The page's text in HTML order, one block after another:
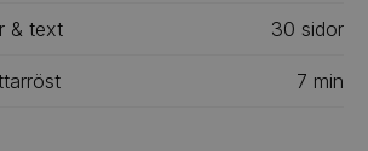
& text 30 ‎‎ sidor
7 min